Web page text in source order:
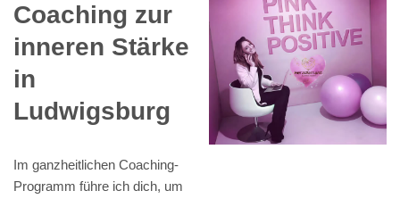
Coaching zur
inneren Stärke
in
Ludwigsburg
Im ganzheitlichen Coaching-
Programm führe ich dich, um